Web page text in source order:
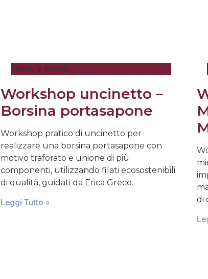
News e eventi
Workshop uncinetto –
Borsina portasapone
Workshop pratico di uncinetto per
realizzare una borsina portasapone con
motivo traforato e unione di più
componenti, utilizzando filati ecosostenibili
di qualità, guidati da Erica Greco.
Leggi Tutto »
di